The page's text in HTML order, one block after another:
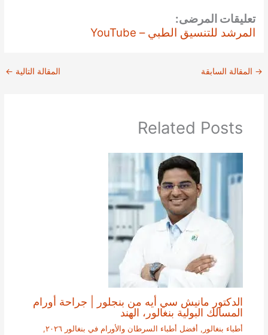
تعليقات المرضى:
المرشد للتنسيق الطبي – YouTube
→ المقالة السابقة المقالة التالية ←
Related Posts
الدكتور مانيش سي أيه من بنجلور | جراحة أورام
المسالك البولية بنغالور، الهند
أطباء بنغالور , أفضل أطباء السرطان والأورام في بنغالور ٢٠٢٦
,